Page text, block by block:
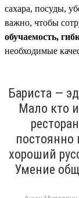
сахара, посуды,
важно, чтобы
обучаемость,
необходимые
Бариста —
Мало кто
хороший
Умение